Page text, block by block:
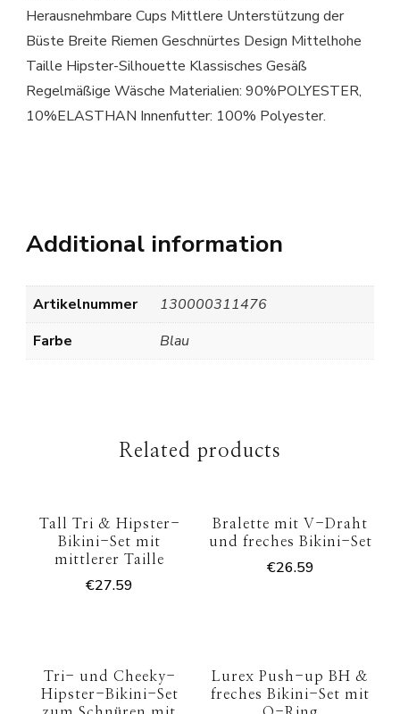
Herausnehmbare Cups Mittlere Unterstützung der
Büste Breite Riemen Geschnürtes Design Mittelhohe
Taille Hipster-Silhouette Klassisches Gesäß
Regelmäßige Wäsche Materialien: 90%POLYESTER,
10%ELASTHAN Innenfutter: 100% Polyester.
Additional information
Artikelnummer
130000311476
Farbe
Blau
Related products
Tall Tri & Hipster-
Bikini-Set mit
mittlerer Taille
€27.59
Bralette mit V-Draht
und freches Bikini-Set
€26.59
Tri- und Cheeky-
Hipster-Bikini-Set
Lurex Push-up BH &
freches Bikini-Set mit